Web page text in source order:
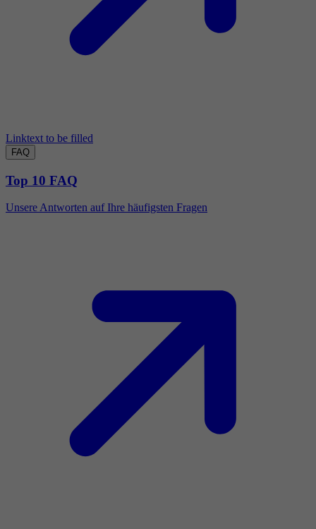
Linktext to be filled
FAQ
Top 10 FAQ
Unsere Antworten auf Ihre häufigsten Fragen